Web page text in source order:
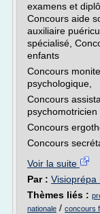
examens et
Concours aide
auxiliaire
spécialisé,
enfants
Concours
psychologique,
Concours
psychomotricien
Concours
Concours
Voir la suite
Par : Visioprépa
Thèmes liés :
nationale / concours